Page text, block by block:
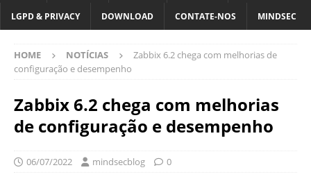
LGPD & PRIVACY DOWNLOAD CONTATE-NOS MINDSEC
HOME NOTÍCIAS
Zabbix 6.2 chega com melhorias de
configuração e desempenho
Zabbix 6.2 chega com melhorias
de configuração e desempenho
06/07/2022 mindsecblog 0